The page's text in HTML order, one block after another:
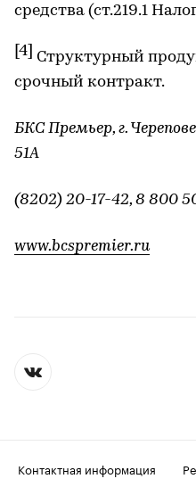
средства (ст.219.1
[4] Структурный
срочный контракт.
БКС Премьер, г.
51А
(8202) 20-17-42, 8 800
www.bcspremier.ru
Контактная информация